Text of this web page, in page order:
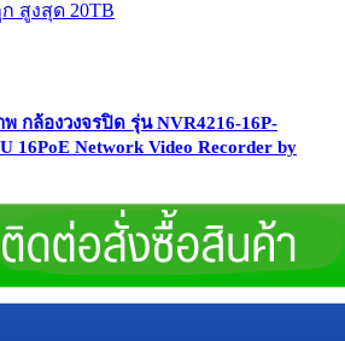
กล้องวงจรปิด รุ่น NVR4216-16P-
16PoE Network Video Recorder by